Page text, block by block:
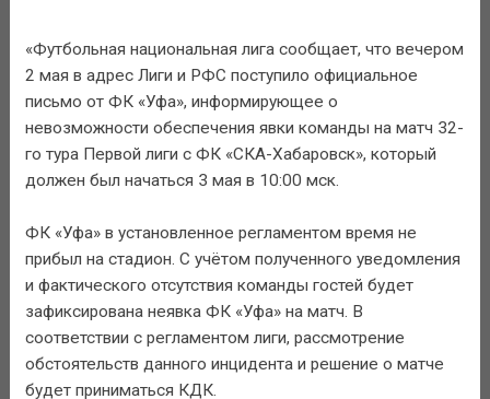
«Футбольная национальная лига сообщает, что вечером
2 мая в адрес Лиги и РФС поступило официальное
письмо от ФК «Уфа», информирующее о
невозможности обеспечения явки команды на матч 32-
го тура Первой лиги с ФК «СКА-Хабаровск», который
должен был начаться 3 мая в 10:00 мск.
ФК «Уфа» в установленное регламентом время не
прибыл на стадион. С учётом полученного уведомления
и фактического отсутствия команды гостей будет
зафиксирована неявка ФК «Уфа» на матч. В
соответствии с регламентом лиги, рассмотрение
обстоятельств данного инцидента и решение о матче
будет приниматься КДК.